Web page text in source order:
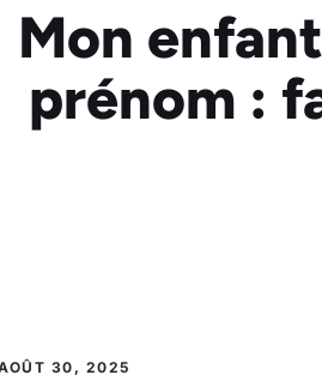
Mon
prénom :
30, 2025